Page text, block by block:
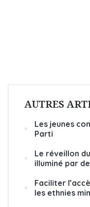
AUTRES
Les jeunes
Parti
Le réveillon
illuminé par
Faciliter
les ethnies